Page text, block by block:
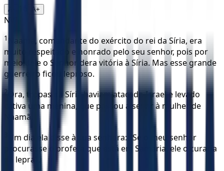
A- A+
NVI
1
Naamã, comandante do exército do rei da Síria, era
muito respeitado e honrado pelo seu senhor, pois por
meio dele o Senhor dera vitória à Síria. Mas esse grande
guerreiro ficou leproso.
2 Ora, tropas da Síria haviam atacado Israel e levado
cativa uma menina, que passou a servir à mulher de
Naamã.
Um dia ela disse à sua senhora: "Se o meu senhor
procurasse o profeta que está em Samaria, ele o curaria
da lepra".